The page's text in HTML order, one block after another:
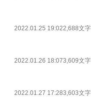
2022.01.25 19:022,688文字
2022.01.26 18:073,609文字
2022.01.27 17:283,603文字